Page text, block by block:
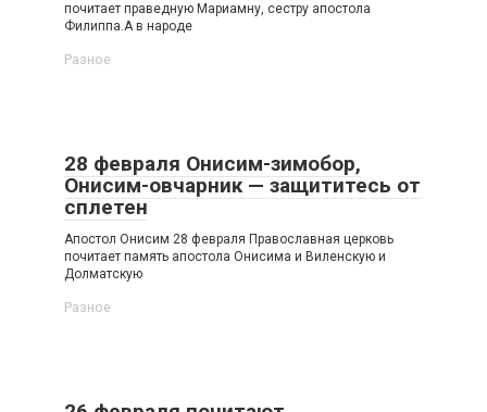
почитает праведную Мариамну, сестру апостола
Филиппа.А в народе
Разное
28 февраля Онисим-зимобор,
Онисим-овчарник — защититесь от
сплетен
Апостол Онисим 28 февраля Православная церковь
почитает память апостола Онисима и Виленскую и
Долматскую
Разное